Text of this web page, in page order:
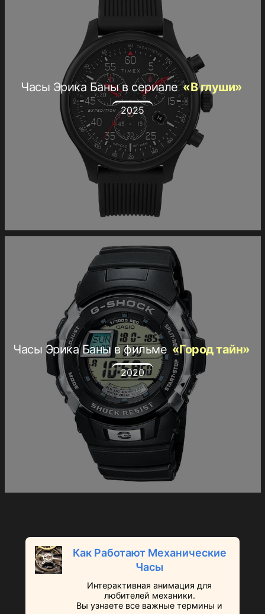
Часы Эрика Баны в сериале«В глуши»
2025
Часы Эрика Баны в фильме «Город тайн»
2020
Как Работают Механические
Часы
Интерактивная анимация для
любителей механики.
Вы узнаете все важные термины и